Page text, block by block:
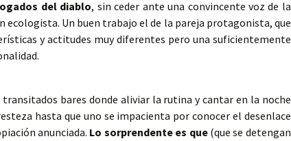
del diablo, sin ceder ante una convincente voz de la
ecologista. Un buen trabajo el de la pareja protagonista, que
y actitudes muy diferentes pero una suficientemente
bares donde aliviar la rutina y cantar en la noche
hasta que uno se impacienta por conocer el desenlace
anunciada. Lo sorprendente es que(que se detengan